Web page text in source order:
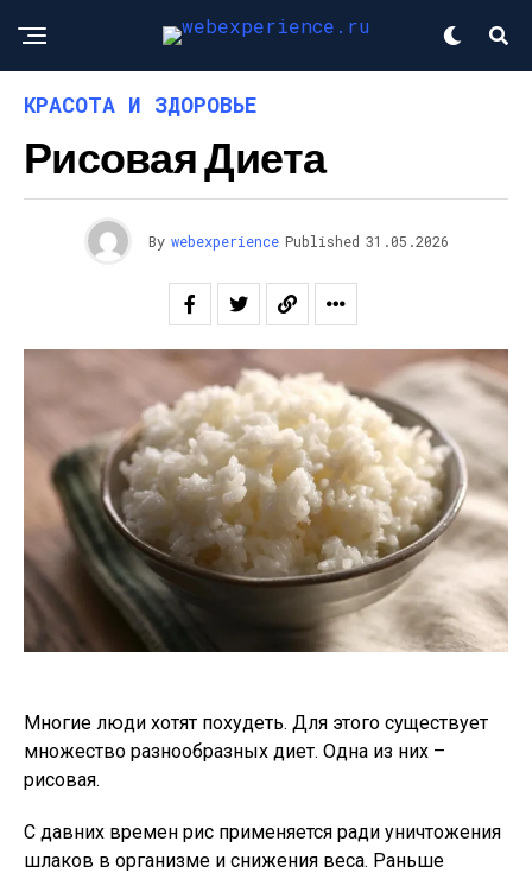
КРАСОТА И ЗДОРОВЬЕ
Рисовая Диета
By webexperience Published 31.05.2026
Многие люди хотят похудеть. Для этого существует
множество разнообразных диет. Одна из них –
рисовая.
С давних времен рис применяется ради уничтожения
шлаков в организме и снижения веса. Раньше